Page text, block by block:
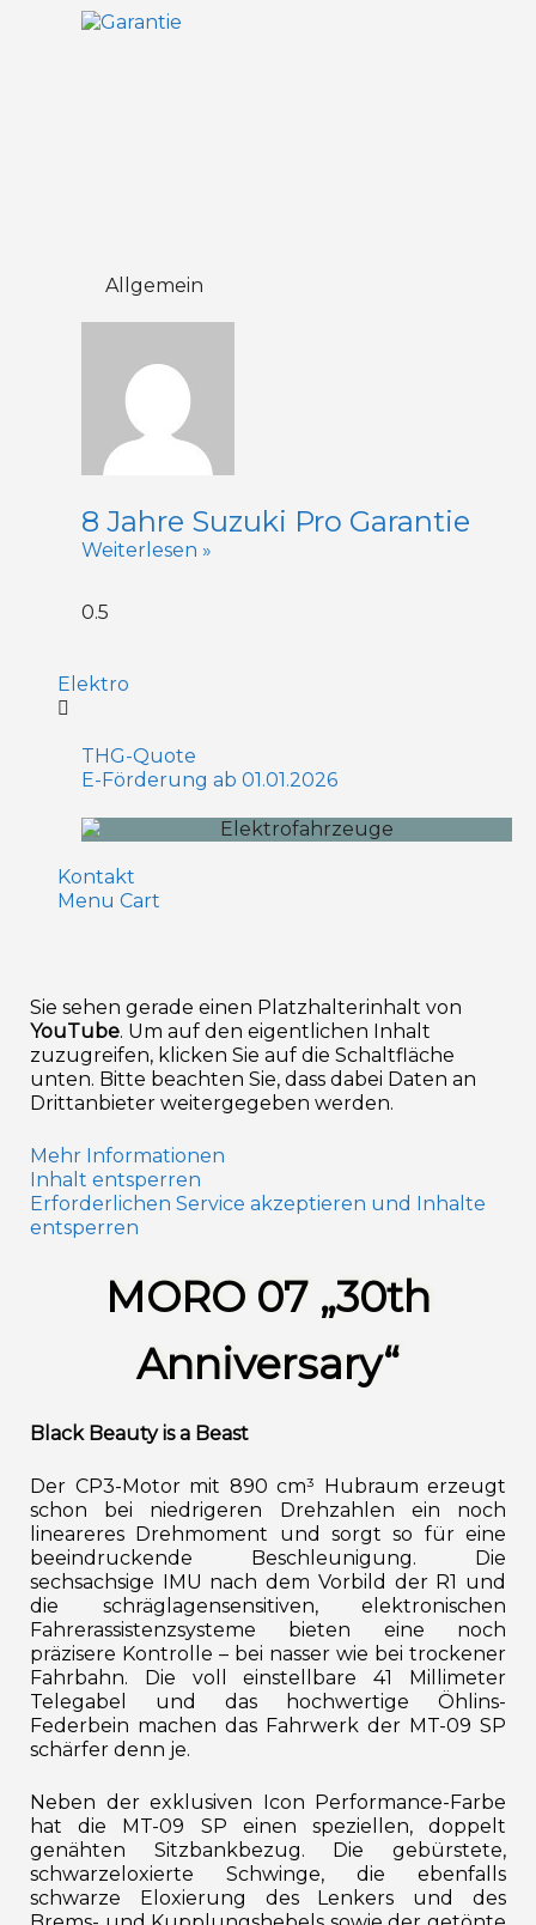
Allgemein
8 Jahre Suzuki Pro Garantie
Weiterlesen »
Elektro
THG-Quote
E-Förderung ab 01.01.2026
Kontakt
Menu Cart
Sie sehen gerade einen Platzhalterinhalt von
YouTube. Um auf den eigentlichen Inhalt
zuzugreifen, klicken Sie auf die Schaltfläche
unten. Bitte beachten Sie, dass dabei Daten an
Drittanbieter weitergegeben werden.
Mehr Informationen
Inhalt entsperren
Erforderlichen Service akzeptieren und Inhalte
entsperren
MORO 07 „30th
Anniversary“
Black Beauty is a Beast
Der CP3-Motor mit 890 cm³ Hubraum erzeugt
schon bei niedrigeren Drehzahlen ein noch
lineareres Drehmoment und sorgt so für eine
beeindruckende Beschleunigung. Die
sechsachsige IMU nach dem Vorbild der R1 und
die schräglagensensitiven, elektronischen
Fahrerassistenzsysteme bieten eine noch
präzisere Kontrolle – bei nasser wie bei trockener
Fahrbahn. Die voll einstellbare 41 Millimeter
Telegabel und das hochwertige Öhlins-
Federbein machen das Fahrwerk der MT-09 SP
schärfer denn je.
Neben der exklusiven Icon Performance-Farbe
hat die MT-09 SP einen speziellen, doppelt
genähten Sitzbankbezug. Die gebürstete,
schwarzeloxierte Schwinge, die ebenfalls
schwarze Eloxierung des Lenkers und des